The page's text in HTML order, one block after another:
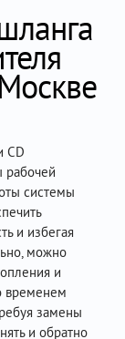
CD
рабочей
системы
и избегая
можно
и
временем
замены
и обратно